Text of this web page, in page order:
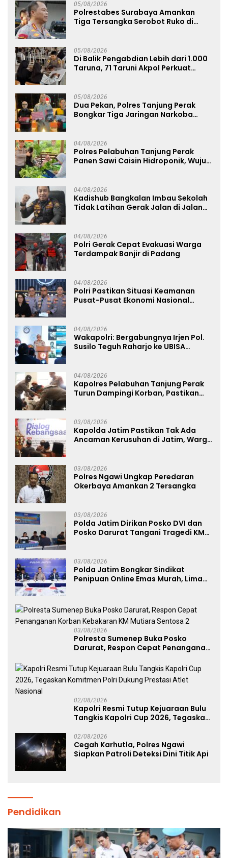
05/08/2026
Polrestabes Surabaya Amankan
Tiga Tersangka Serobot Ruko di
05/08/2026
Di Balik Pengabdian Lebih dari 1.000
Taruna, 71 Taruni Akpol Perkuat
05/08/2026
Dua Pekan, Polres Tanjung Perak
Bongkar Tiga Jaringan Narkoba
04/08/2026
Polres Pelabuhan Tanjung Perak
Panen Sawi Caisin Hidroponik, Wujud
04/08/2026
Kadishub Bangkalan Imbau Sekolah
Tidak Latihan Gerak Jalan di Jalan
04/08/2026
Polri Gerak Cepat Evakuasi Warga
Terdampak Banjir di Padang
04/08/2026
Polri Pastikan Situasi Keamanan
Pusat-Pusat Ekonomi Nasional
04/08/2026
Wakapolri: Bergabungnya Irjen Pol.
Susilo Teguh Raharjo ke UBISA
04/08/2026
Kapolres Pelabuhan Tanjung Perak
Turun Dampingi Korban, Pastikan
03/08/2026
Kapolda Jatim Pastikan Tak Ada
Ancaman Kerusuhan di Jatim, Warga
03/08/2026
Polres Ngawi Ungkap Peredaran
Okerbaya Amankan 2 Tersangka
03/08/2026
Polda Jatim Dirikan Posko DVI dan
Posko Darurat Tangani Tragedi KMP
03/08/2026
Polda Jatim Bongkar Sindikat
Penipuan Online Emas Murah, Lima
03/08/2026
Polresta Sumenep Buka Posko
Darurat, Respon Cepat Penanganan
Sentosa 2
02/08/2026
Kapolri Resmi Tutup Kejuaraan Bulu
Tangkis Kapolri Cup 2026, Tegaskan
Atlet Nasional
02/08/2026
Cegah Karhutla, Polres Ngawi
Siapkan Patroli Deteksi Dini Titik Api
Pendidikan